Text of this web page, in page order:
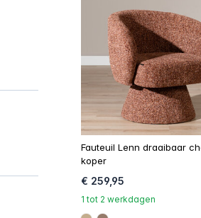
Fauteuil Lenn draaibaar
koper
€ 259,95
1 tot 2 werkdagen